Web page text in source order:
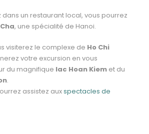
un restaurant local, vous pourrez
, une spécialité de Hanoi.
visiterez le complexe de Ho Chi
votre excursion en vous
du magnifique lac Hoan Kiem et du
.
assistez auxspectacles de